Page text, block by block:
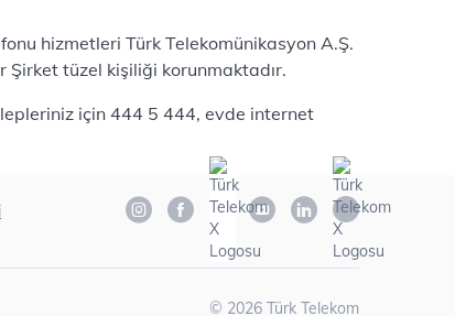
hizmetleri Türk Telekomünikasyon A.Ş.
Şirket tüzel kişiliği korunmaktadır.
için 444 5 444, evde internet
© 2026 Türk Telekom